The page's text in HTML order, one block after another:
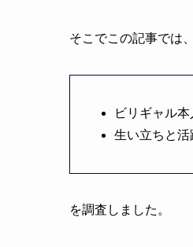
そこでこの記事では、
ビリギャル
生い立ちと活
を調査しました。